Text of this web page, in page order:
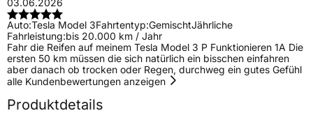
03.06.2026
Auto:Tesla Model 3Fahrtentyp:GemischtJährliche
Fahrleistung:bis 20.000 km / Jahr
Fahr die Reifen auf meinem Tesla Model 3 P Funktionieren 1A Die
ersten 50 km müssen die sich natürlich ein bisschen einfahren
aber danach ob trocken oder Regen, durchweg ein gutes Gefühl
alle Kundenbewertungen anzeigen
Produktdetails